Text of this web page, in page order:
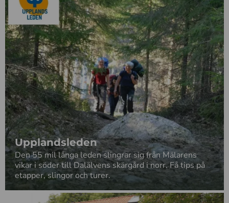
Upplandsleden
Den 55 mil långa leden slingrar sig från Mälarens
vikar i söder till Dalälvens skärgård i norr. Få tips på
etapper, slingor och turer.